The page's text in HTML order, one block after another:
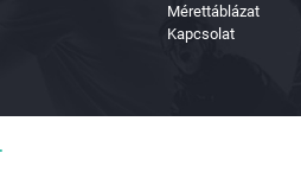
Mérettáblázat
Kapcsolat